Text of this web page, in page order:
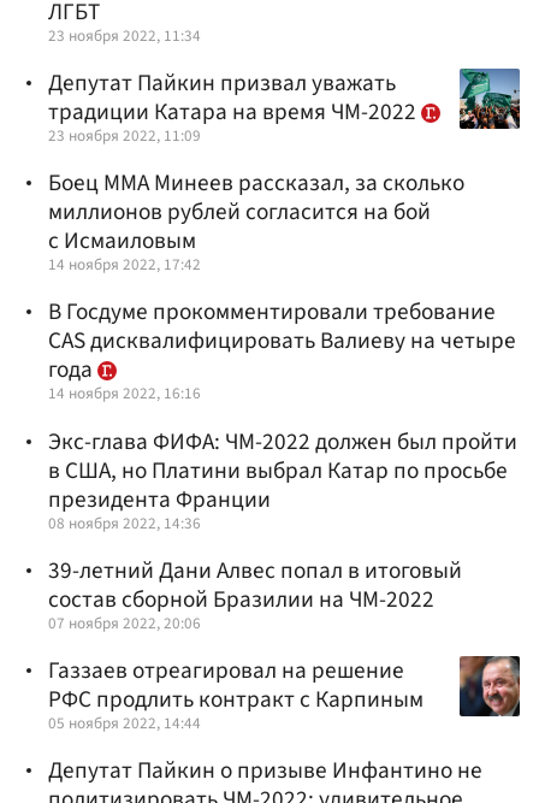
ЛГБТ
23 ноября 2022, 11:34
Депутат Пайкин призвал уважать
традиции Катара на время ЧМ-2022
23 ноября 2022, 11:09
Боец ММА Минеев рассказал, за сколько
миллионов рублей согласится на бой
с Исмаиловым
14 ноября 2022, 17:42
В Госдуме прокомментировали требование
CAS дисквалифицировать Валиеву на четыре
года
14 ноября 2022, 16:16
Экс-глава ФИФА: ЧМ-2022 должен был пройти
в США, но Платини выбрал Катар по просьбе
президента Франции
08 ноября 2022, 14:36
39-летний Дани Алвес попал в итоговый
состав сборной Бразилии на ЧМ-2022
07 ноября 2022, 20:06
Газзаев отреагировал на решение
РФС продлить контракт с Карпиным
05 ноября 2022, 14:44
Депутат Пайкин о призыве Инфантино не